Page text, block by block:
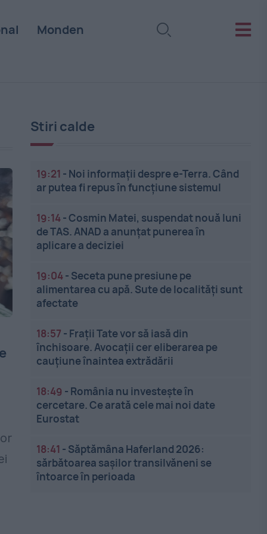
Monden
Stiri calde
19:21 - Noi informații despre e-Terra. Când
ar putea fi repus în funcțiune sistemul
19:14-Cosmin Matei, suspendat nouă luni
de TAS. ANAD a anunțat punerea în
aplicare a deciziei
19:04- Seceta pune presiune pe
alimentarea cu apă. Sute de localități sunt
afectate
18:57 - Frații Tate vor să iasă din
închisoare. Avocații cer eliberarea pe
cauțiune înaintea extrădării
18:49 - România nu investește în
cercetare. Ce arată cele mai noi date
Eurostat
18:41 - Săptămâna Haferland 2026:
sărbătoarea sașilor transilvăneni se
întoarce în perioada